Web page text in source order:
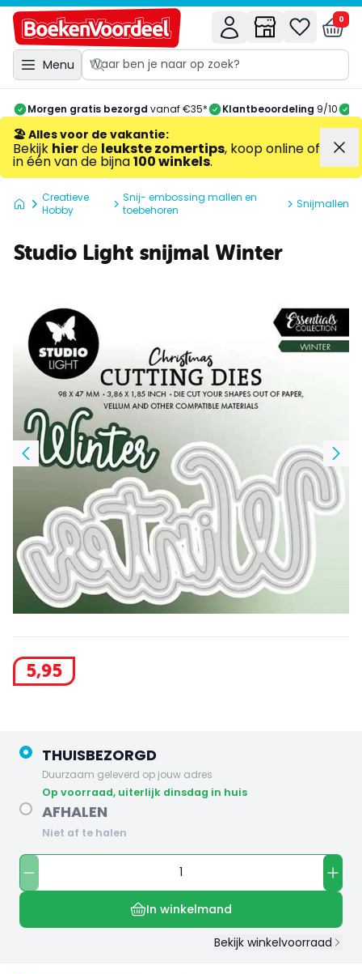
Menu
0
Morgen gratis bezorgd vanaf €35* Klantbeoordeling 9/10
🏖️ Alles voor de vakantie:
Bekijk hierde leukste zomertips, koop online of
in één van de bijna100 winkels.
Creatieve
Hobby
Snij- embossing mallen en
toebehoren
Snijmallen
Studio Light snijmal Winter
5,95
THUISBEZORGD
Duurzaam geleverd op jouw adres
op voorraad, uiterlijk dinsdag in huis
AFHALEN
Niet af te halen
In winkelmand
Bekijk winkelvoorraad